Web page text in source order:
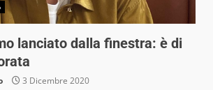
lanciato dalla finestra: è di
3 Dicembre 2020